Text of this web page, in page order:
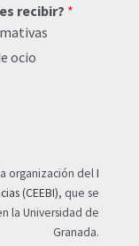
recibir? *
ocio
organización delI
(CEEBI), que se
la Universidad de
Granada.